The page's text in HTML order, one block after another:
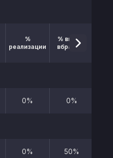
%
реализации
% выигр.
вбрасыв.
0% 0%
0% 50%